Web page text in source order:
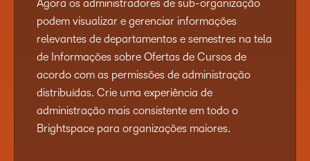
Agora os administradores de sub-organização
podem visualizar e gerenciar informações
relevantes de departamentos e semestres na tela
de Informações sobre Ofertas de Cursos de
acordo com as permissões de administração
distribuídas. Crie uma experiência de
administração mais consistente em todo o
Brightspace para organizações maiores.